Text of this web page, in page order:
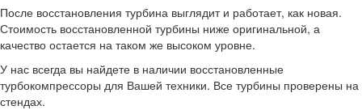
После восстановления турбина выглядит и работает, как новая.
Стоимость восстановленной турбины ниже оригинальной, а
качество остается на таком же высоком уровне.
У нас всегда вы найдете в наличии восстановленные
турбокомпрессоры для Вашей техники. Все турбины проверены на
стендах.